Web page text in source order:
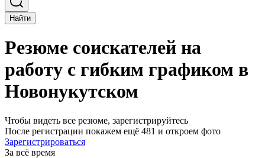
Найти
Резюме соискателей на
работу с гибким графиком в
Новонукутском
Чтобы видеть все резюме, зарегистрируйтесь
После регистрации покажем ещё 481 и откроем фото
Зарегистрироваться
За всё время